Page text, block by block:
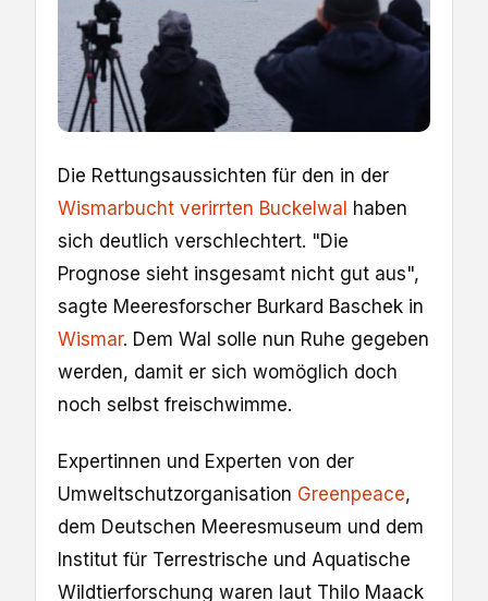
Die Rettungsaussichten für den in der
Wismarbucht verirrten Buckelwal haben
sich deutlich verschlechtert. "Die
Prognose sieht insgesamt nicht gut aus",
sagte Meeresforscher Burkard Baschek in
Wismar. Dem Wal solle nun Ruhe gegeben
werden, damit er sich womöglich doch
noch selbst freischwimme.
Expertinnen und Experten von der
Umweltschutzorganisation Greenpeace,
dem Deutschen Meeresmuseum und dem
Institut für Terrestrische und Aquatische
Wildtierforschung waren laut Thilo Maack